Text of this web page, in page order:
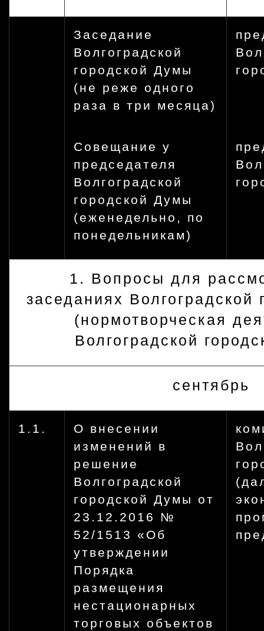
Заседание
Волгоградской
городской Думы
(не реже одного
раза в три месяца)
Совещание у
председателя
Волгоградской
городской Думы
(еженедельно, по
понедельникам)
1. Вопросы для
заседаниях Волгоградской
(нормотворческая
Волгоградской
сентябрь
1.1.
О внесении
изменений в
решение
Волгоградской
городской Думы от
23.12.2016 №
52/1513 «Об
утверждении
Порядка
размещения
нестационарных
торговых объектов